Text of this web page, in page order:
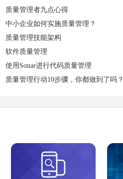
质量管理者九点心得
中小企业如何实施质量管理？
质量管理技能架构
软件质量管理
使用Sonar进行代码质量管理
质量管理行动10步骤，你都做到了吗？